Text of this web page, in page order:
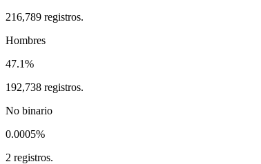
216,789 registros.
Hombres
47.1%
192,738 registros.
No binario
0.0005%
2 registros.